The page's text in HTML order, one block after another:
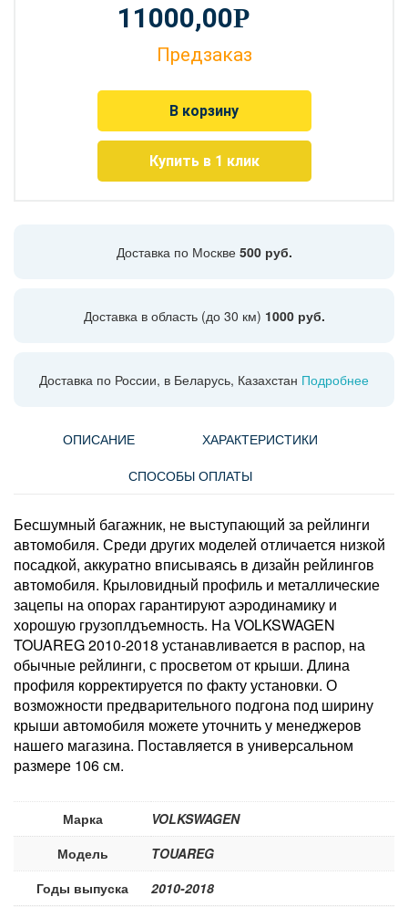
11000,00Р
Предзаказ
В корзину
Купить в 1 клик
Доставка по Москве 500 руб.
Доставка в область (до 30 км) 1000 руб.
Доставка по России, в Беларусь, Казахстан Подробнее
ОПИСАНИЕ
ХАРАКТЕРИСТИКИ
СПОСОБЫ ОПЛАТЫ
Бесшумный багажник, не выступающий за рейлинги
автомобиля. Среди других моделей отличается низкой
посадкой, аккуратно вписываясь в дизайн рейлингов
автомобиля. Крыловидный профиль и металлические
зацепы на опорах гарантируют аэродинамику и
хорошую грузоплдъемность. На VOLKSWAGEN
TOUAREG 2010-2018 устанавливается в распор, на
обычные рейлинги, с просветом от крыши. Длина
профиля корректируется по факту установки. О
возможности предварительного подгона под ширину
крыши автомобиля можете уточнить у менеджеров
нашего магазина. Поставляется в универсальном
размере 106 см.
Марка
VOLKSWAGEN
Модель
TOUAREG
Годы выпуска
2010-2018